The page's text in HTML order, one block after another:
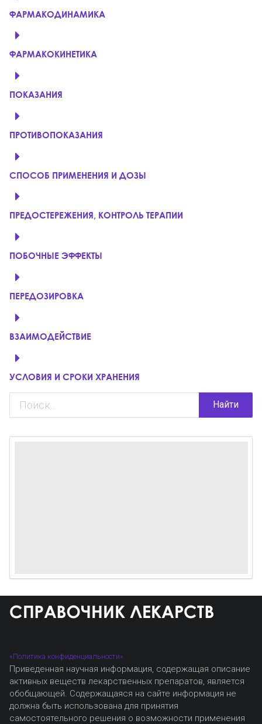
ФАРМАКОДИНАМИКА
ФАРМАКОКИНЕТИКА
ПОКАЗАНИЯ
ПРОТИВОПОКАЗАНИЯ
СПОСОБ ПРИМЕНЕНИЯ И ДОЗЫ
ПРЕДОСТЕРЕЖЕНИЯ, КОНТРОЛЬ ТЕРАПИИ
ПОБОЧНЫЕ ЭФФЕКТЫ
ПЕРЕДОЗИРОВКА
ВЗАИМОДЕЙСТВИЕ
УСЛОВИЯ И СРОКИ ХРАНЕНИЯ
Найти
«Политика конфиденциальности»
Приведенная научная информация, содержащая описание
активных веществ лекарственных препаратов, является
обобщающей. Содержащаяся на сайте информация не
должна быть использована для принятия
самостоятельного решения о возможности применения